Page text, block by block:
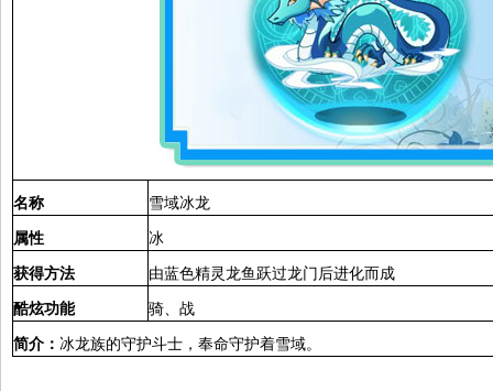
名称
雪域冰龙
属性
冰
获得方法
由蓝色精灵龙鱼跃过龙门后进化而成
酷炫功能
骑、战
简介： 冰龙族的守护斗士，奉命守护着雪域。